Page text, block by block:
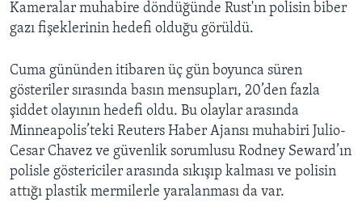
Kameralar muhabire döndüğünde Rust'ın polisin biber
gazı fişeklerinin hedefi olduğu görüldü.
Cuma gününden itibaren üç gün boyunca süren
gösteriler sırasında basın mensupları, 20’den fazla
şiddet olayının hedefi oldu. Bu olaylar arasında
Minneapolis’teki Reuters Haber Ajansı muhabiri Julio-
Cesar Chavez ve güvenlik sorumlusu Rodney Seward’ın
polisle göstericiler arasında sıkışıp kalması ve polisin
attığı plastik mermilerle yaralanması da var.